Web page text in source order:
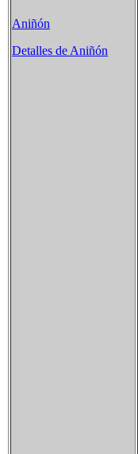
Aniñón
Detalles de Aniñón